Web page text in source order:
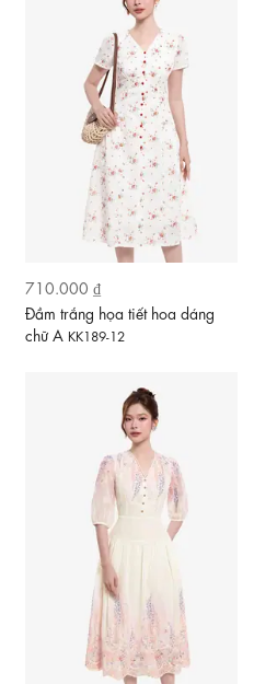
710.000 ₫
Đầm trắng họa tiết hoa dáng
chữ A KK189-12